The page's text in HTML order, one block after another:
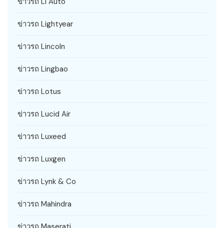
ข่าวรถ Lightyear
ข่าวรถ Lincoln
ข่าวรถ Lingbao
ข่าวรถ Lotus
ข่าวรถ Lucid Air
ข่าวรถ Luxeed
ข่าวรถ Luxgen
ข่าวรถ Lynk & Co
ข่าวรถ Mahindra